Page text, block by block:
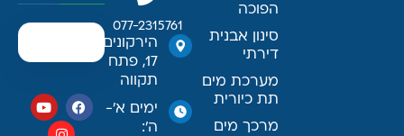
הפוכה
סינון אבנית
דירתי
מערכת מים
תת כיורית
מרכך מים
077-2315761
הירקונים
17, פתח
תקווה
ימים א׳-
ה׳: